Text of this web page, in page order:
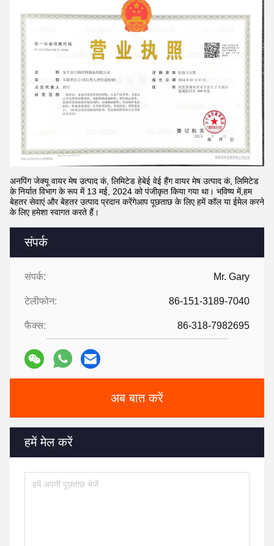
संपर्क
संपर्क: Mr. Gary
टेलीफोन: 86-151-3189-7040
फैक्स: 86-318-7982695
अब बात करें
हमें मेल करें
अनपिंग जेक्यू वायर मेष उत्पाद कं, लिमिटेड हेबेई वेई हैंग वायर मेष उत्पाद कं, लिमिटेड
के निर्यात विभाग के रूप में 13 मई, 2024 को पंजीकृत किया गया था। भविष्य में,हम
बेहतर सेवाएं और बेहतर उत्पाद प्रदान करेंगेआप पूछताछ के लिए हमें कॉल या ईमेल करने
के लिए हमेशा स्वागत करते हैं।